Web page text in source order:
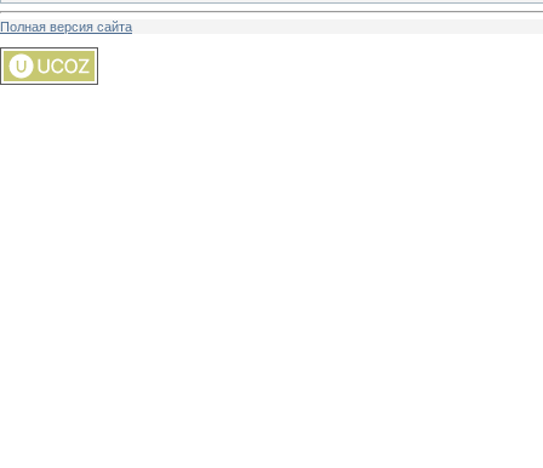
Полная версия сайта